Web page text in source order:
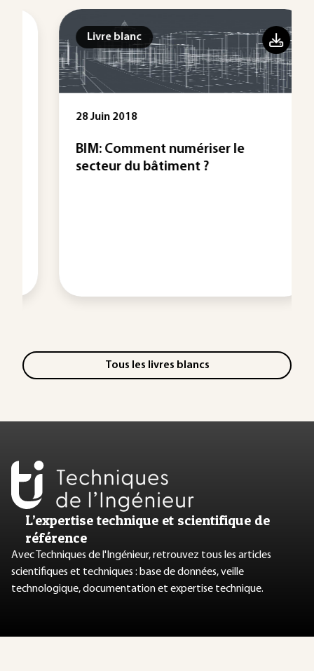
Livre blanc
28 Juin 2018
BIM: Comment numériser le
secteur du bâtiment ?
Tous les livres blancs
L’expertise technique et scientifique de
référence
Avec Techniques de l'Ingénieur, retrouvez tous les articles
scientifiques et techniques : base de données, veille
technologique, documentation et expertise technique.